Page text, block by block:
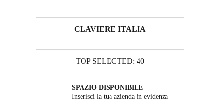
CLAVIERE ITALIA
TOP SELECTED: 40
SPAZIO DISPONIBILE
Inserisci la tua azienda in evidenza